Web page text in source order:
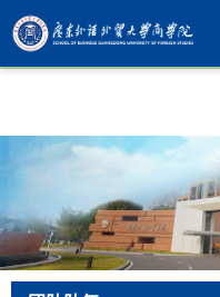
365英国上市公